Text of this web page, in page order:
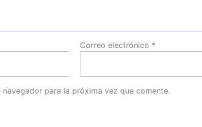
Correo electrónico *
para la próxima vez que comente.